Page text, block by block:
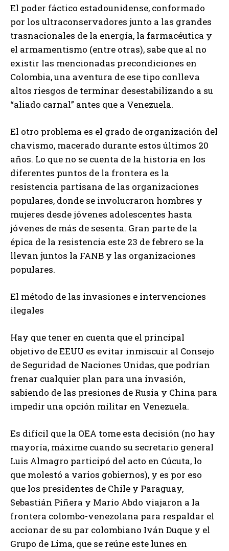
El poder fáctico estadounidense, conformado
por los ultraconservadores junto a las grandes
trasnacionales de la energía, la farmacéutica y
el armamentismo (entre otras), sabe que al no
existir las mencionadas precondiciones en
Colombia, una aventura de ese tipo conlleva
altos riesgos de terminar desestabilizando a su
“aliado carnal” antes que a Venezuela.
El otro problema es el grado de organización del
chavismo, macerado durante estos últimos 20
años. Lo que no se cuenta de la historia en los
diferentes puntos de la frontera es la
resistencia partisana de las organizaciones
populares, donde se involucraron hombres y
mujeres desde jóvenes adolescentes hasta
jóvenes de más de sesenta. Gran parte de la
épica de la resistencia este 23 de febrero se la
llevan juntos la FANB y las organizaciones
populares.
El método de las invasiones e intervenciones
ilegales
Hay que tener en cuenta que el principal
objetivo de EEUU es evitar inmiscuir al Consejo
de Seguridad de Naciones Unidas, que podrían
frenar cualquier plan para una invasión,
sabiendo de las presiones de Rusia y China para
impedir una opción militar en Venezuela.
Es difícil que la OEA tome esta decisión (no hay
mayoría, máxime cuando su secretario general
Luis Almagro participó del acto en Cúcuta, lo
que molestó a varios gobiernos), y es por eso
que los presidentes de Chile y Paraguay,
Sebastián Piñera y Mario Abdo viajaron a la
frontera colombo-venezolana para respaldar el
accionar de su par colombiano Iván Duque y el
Grupo de Lima, que se reúne este lunes en